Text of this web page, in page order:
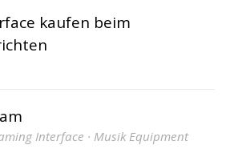
kaufen beim
Interface · Musik Equipment